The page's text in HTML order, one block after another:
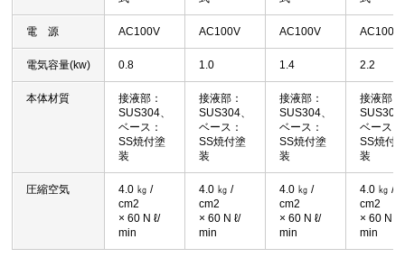
電 源 AC100V AC100V AC100V AC100V
電気容量(kw) 0.8 1.0 1.4 2.2
本体材質
接液部：
SUS304、
ベース：
SS焼付塗
装
接液部：
SUS304、
ベース：
SS焼付塗
装
接液部：
SUS304、
ベース：
SS焼付塗
装
接液部：
SUS304
ベース：
SS焼付
装
圧縮空気
4.0 ㎏ /
cm2
× 60 N ℓ/
min
4.0 ㎏ /
cm2
× 60 N ℓ/
min
4.0 ㎏ /
cm2
× 60 N ℓ/
min
4.0 ㎏ /
cm2
× 60 N ℓ/
min